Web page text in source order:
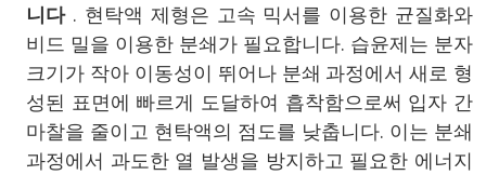
니다. 현탁액 제형은 고속 믹서를 이용한 균질화와
비드 밀을 이용한 분쇄가 필요합니다. 습윤제는 분자
크기가 작아 이동성이 뛰어나 분쇄 과정에서 새로 형
성된 표면에 빠르게 도달하여 흡착함으로써 입자 간
마찰을 줄이고 현탁액의 점도를 낮춥니다. 이는 분쇄
과정에서 과도한 열 발생을 방지하고 필요한 에너지